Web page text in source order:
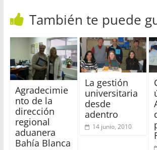
También te puede
Agradecimie
nto de la
dirección
regional
aduanera
Bahía Blanca
La gestión
universitaria
desde
adentro
14 junio, 2010